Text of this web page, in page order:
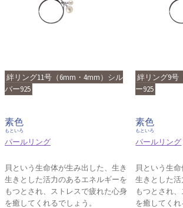
絆リング11号（6mm・4mm）シル
バー925
素色
もといろ
パールリング
貝という生命体が生み出した、生き
生きとした活力のあるエネルギーを
もつとされ、ストレスで疲れた心身
を癒してくれるでしょう。
絆リング9号
ー925
素色
もといろ
パールリング
貝という生
生きとした
もつとされ
を癒してくれ